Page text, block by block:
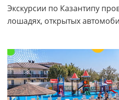
Экскурсии по Казантипу
лошадях, открытых